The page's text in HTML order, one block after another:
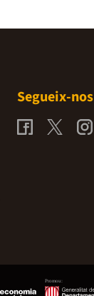
Segueix-nos
Promou: